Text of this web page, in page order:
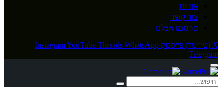
אודות
צור קשר
פרסמו אצלנו
X (טוויטר) פייסבוק InstagramYouTube Threads WhatsApp
Telegram